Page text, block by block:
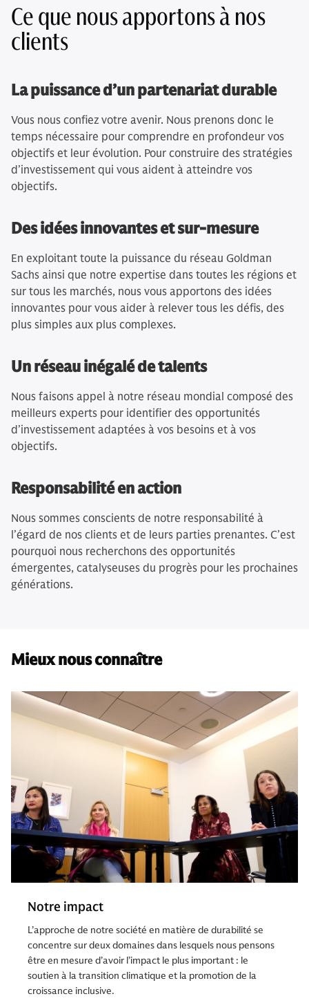
Ce que nous apportons à nos
clients
La puissance d’un partenariat durable
Vous nous confiez votre avenir. Nous prenons donc le
temps nécessaire pour comprendre en profondeur vos
objectifs et leur évolution. Pour construire des stratégies
d’investissement qui vous aident à atteindre vos
objectifs.
Des idées innovantes et sur-mesure
En exploitant toute la puissance du réseau Goldman
Sachs ainsi que notre expertise dans toutes les régions et
sur tous les marchés, nous vous apportons des idées
innovantes pour vous aider à relever tous les défis, des
plus simples aux plus complexes.
Un réseau inégalé de talents
Nous faisons appel à notre réseau mondial composé des
meilleurs experts pour identifier des opportunités
d’investissement adaptées à vos besoins et à vos
objectifs.
Responsabilité en action
Nous sommes conscients de notre responsabilité à
l’égard de nos clients et de leurs parties prenantes. C’est
pourquoi nous recherchons des opportunités
émergentes, catalyseuses du progrès pour les prochaines
générations.
Mieux nous connaître
Notre impact
L’approche de notre société en matière de durabilité se
concentre sur deux domaines dans lesquels nous pensons
être en mesure d’avoir l’impact le plus important : le
soutien à la transition climatique et la promotion de la
croissance inclusive.